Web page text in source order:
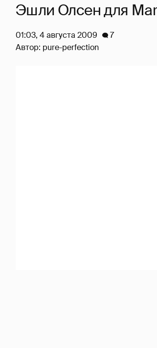
Эшли Олсен для
01:03, 4 августа 2009
7
Автор: pure-perfection